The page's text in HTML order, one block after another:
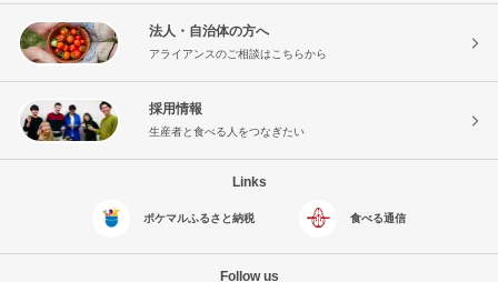
法人・自治体の方へ
アライアンスのご相談はこちらから
採用情報
生産者と食べる人をつなぎたい
Links
ポケマルふるさと納税 食べる通信
Follow us